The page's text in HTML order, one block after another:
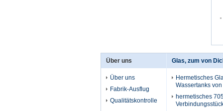
Über uns
Über uns
Fabrik-Ausflug
Qualitätskontrolle
Glas, zum von
Hermetisches
Wassertanks
hermetisches